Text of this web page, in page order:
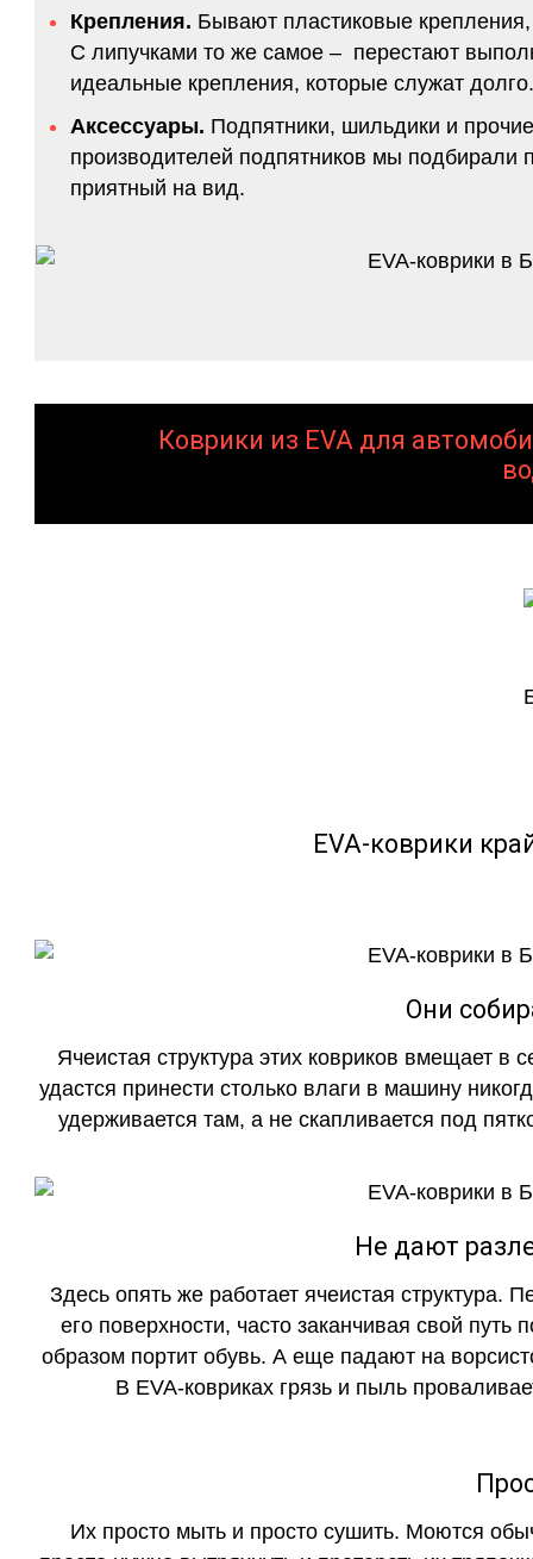
Крепления. Бывают пластиковые
С липучками то же самое – перестают
идеальные крепления, которые служат
Аксессуары. Подпятники, шильдики и
производителей подпятников мы подбирали
приятный на вид.
Коврики из EVA для
EVA-коврики
Они
Ячеистая структура этих ковриков вмещает в
удастся принести столько влаги в машину
удерживается там, а не скапливается под
Не дают
Здесь опять же работает ячеистая структура.
его поверхности, часто заканчивая свой
образом портит обувь. А еще падают на
В EVA-ковриках грязь и пыль
Их просто мыть и просто сушить. Моются